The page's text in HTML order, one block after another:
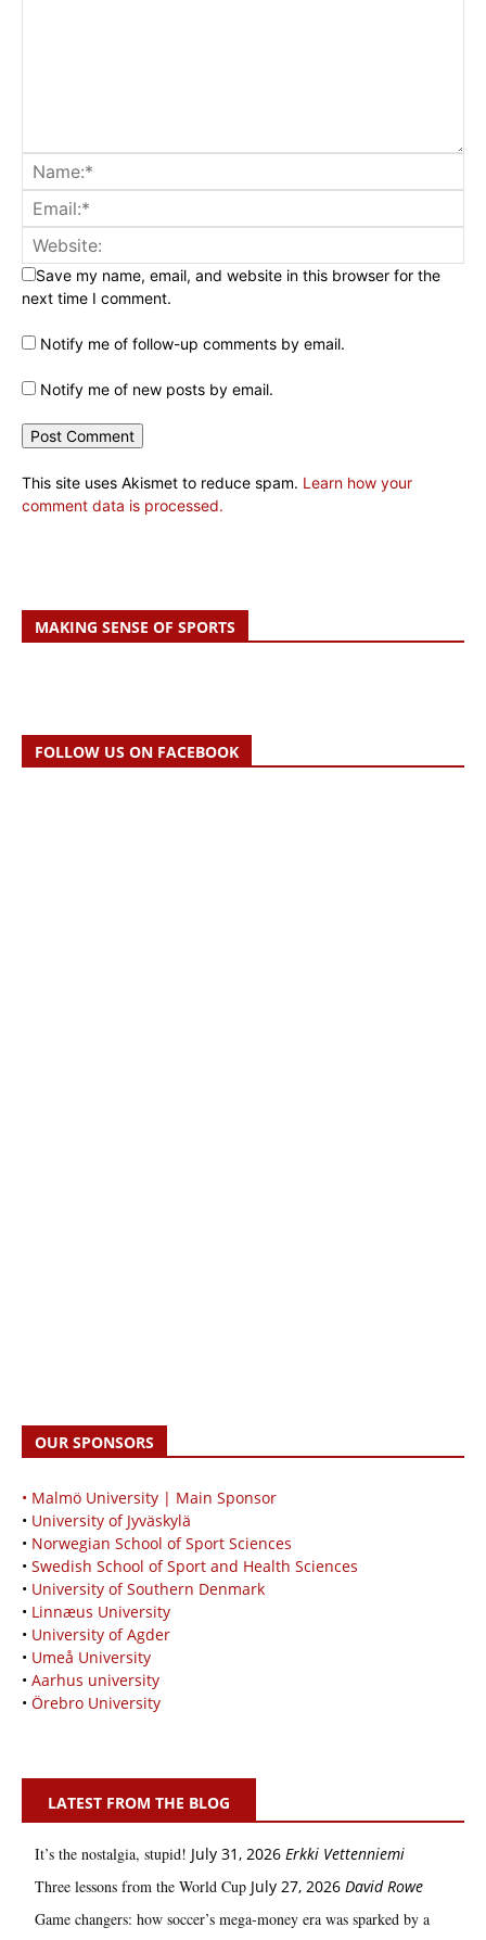
Save my name, email, and website in this browser for the
next time I comment.
Notify me of follow-up comments by email.
Notify me of new posts by email.
This site uses Akismet to reduce spam. Learn how your
comment data is processed.
MAKING SENSE OF SPORTS
FOLLOW US ON FACEBOOK
OUR SPONSORS
• Malmö University | Main Sponsor
• University of Jyväskylä
• Norwegian School of Sport Sciences
• Swedish School of Sport and Health Sciences
• University of Southern Denmark
• Linnæus University
• University of Agder
• Umeå University
• Aarhus university
• Örebro University
LATEST FROM THE BLOG
It’s the nostalgia, stupid! July 31, 2026 Erkki Vetten­­niemi
Three lessons from the World Cup July 27, 2026 David Rowe
Game changers: how soccer’s mega‑money era was sparked by a